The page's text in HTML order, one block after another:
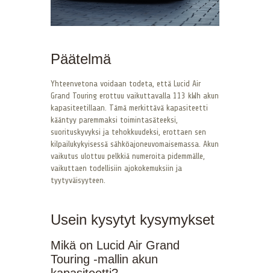
Päätelmä
Yhteenvetona voidaan todeta, että Lucid Air
Grand Touring erottuu vaikuttavalla 113 kWh akun
kapasiteetillaan. Tämä merkittävä kapasiteetti
kääntyy paremmaksi toimintasäteeksi,
suorituskyvyksi ja tehokkuudeksi, erottaen sen
kilpailukykyisessä sähköajoneuvomaisemassa. Akun
vaikutus ulottuu pelkkiä numeroita pidemmälle,
vaikuttaen todellisiin ajokokemuksiin ja
tyytyväisyyteen.
Usein kysytyt kysymykset
Mikä on Lucid Air Grand
Touring -mallin akun